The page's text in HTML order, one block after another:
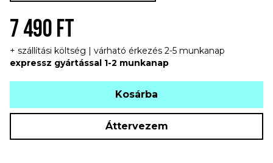
7 490 FT
+ szállítási költség | várható érkezés 2-5 munkanap
expressz gyártással 1-2 munkanap
Kosárba
Áttervezem